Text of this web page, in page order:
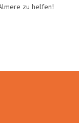
zu helfen!